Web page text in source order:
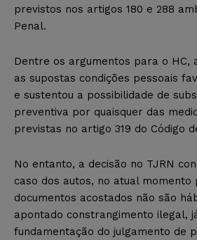
previstos nos artigos 180 e 288
Penal.
Dentre os argumentos para o HC,
as supostas condições pessoais
e sustentou a possibilidade de
preventiva por quaisquer das
previstas no artigo 319 do Código
No entanto, a decisão no TJRN
caso dos autos, no atual momento
documentos acostados não são
apontado constrangimento ilegal,
fundamentação do julgamento de